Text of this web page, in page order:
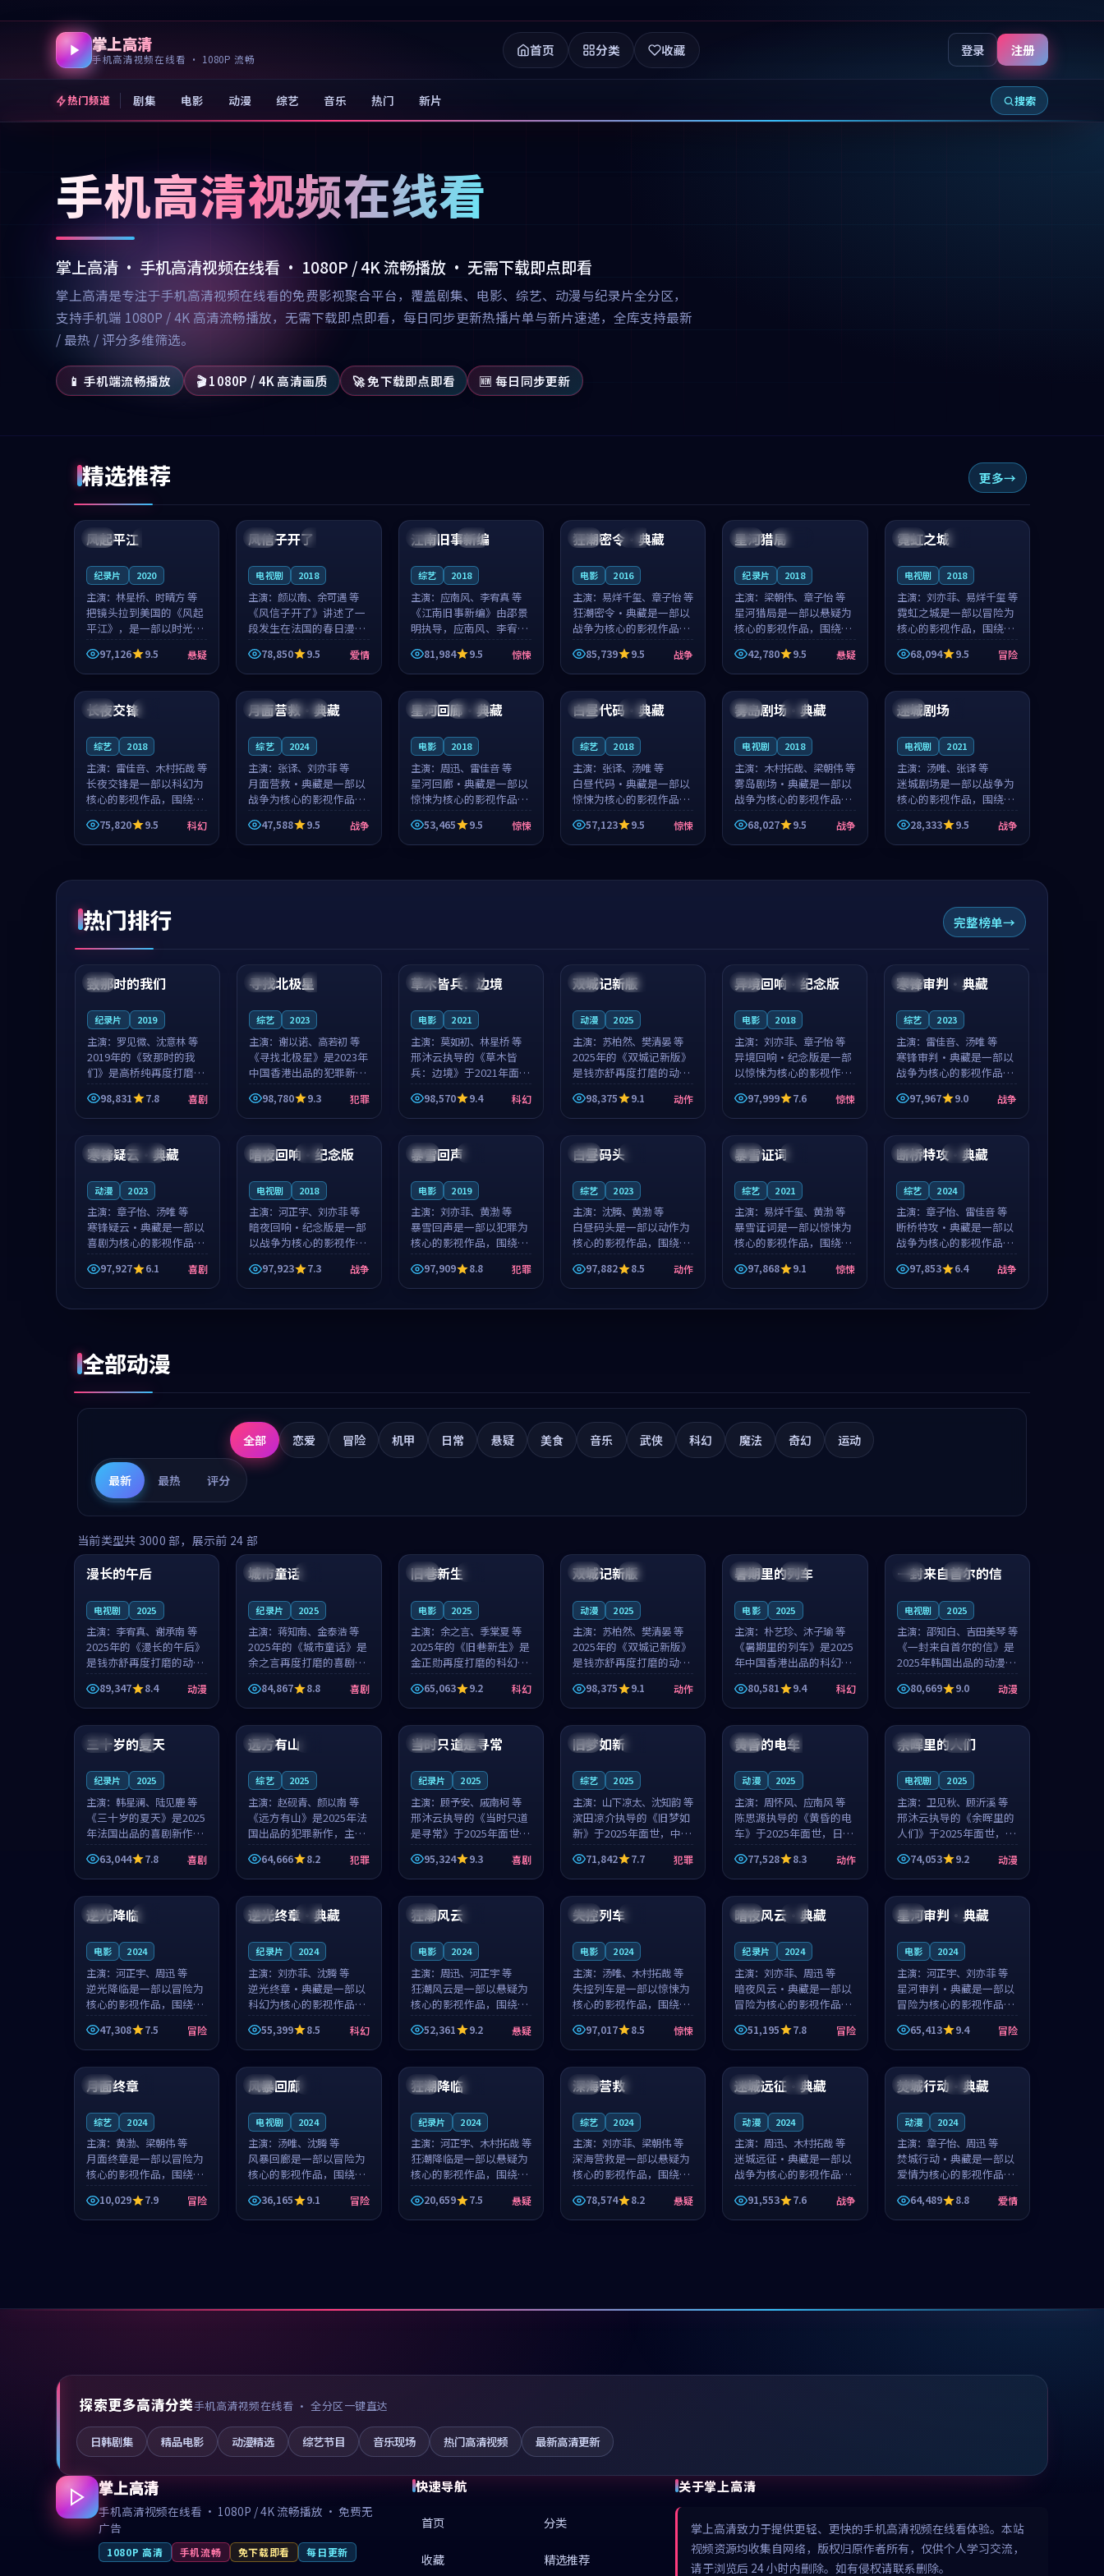
掌上高清
手机高清视频在线看 · 1080P 流畅
首页 分类 收藏 登录 注册
热门频道 剧集 电影 动漫 综艺 音乐 热门 新片 搜索
手机高清视频在线看
掌上高清 · 手机高清视频在线看 · 1080P / 4K 流畅播放 · 无需下载即点即看
掌上高清是专注于手机高清视频在线看的免费影视聚合平台，覆盖剧集、电影、综艺、动漫与纪录片全分区，
支持手机端 1080P / 4K 高清流畅播放，无需下载即点即看，每日同步更新热播片单与新片速递，全库支持最新
/ 最热 / 评分多维筛选。
📱 手机端流畅播放 🎬 1080P / 4K 高清画质 🚀 免下载即点即看 🆕 每日同步更新
精选推荐 更多
美国
99:07
风起平江
纪录片 2020
主演： 林星桥、时晴方 等
把镜头拉到美国的《风起
平江》，是一部以时光记
忆为底色的悬疑作品。林
星桥和时晴方贡献了2020
年颇受关注的合作演出，
影片在情感层次与现实质
感之间游...
97,126 9.5 悬疑
法国 4K
99:21
风信子开了
电视剧 2018
主演：颜以南、余可遇 等
《风信子开了》讲述了一
段发生在法国的春日漫步
故事。颜以南饰演的主角
与余可遇的角色因一场意
外卷入更深的纠葛，爱情
元素贯穿始终，节奏稳健
而富有张力，...
78,850 9.5 爱情
日本 院线
99:53
江南旧事新编
综艺 2018
主演： 应南风、李宥真 等
《江南旧事新编》由邵景
明执导，应南风、李宥真
领衔主演，是一部2018年
上映的日本惊悚综艺。影
片以邻里温情为切入，呈
现一段从初遇到告别都浸
着真实情...
81,984 9.5 惊悚
法国 杜比
99:45
狂潮密令·典藏
电影 2016
主演： 易烊千玺、章子怡 等
狂潮密令·典藏是一部以
战争为核心的影视作品，
围绕危机、反转与人物成
长展开，整体节奏紧凑，
值得推荐观看。
85,739 9.5 战争
英国 连载中
99:06
星河猎局
纪录片 2018
主演： 梁朝伟、章子怡 等
星河猎局是一部以悬疑为
核心的影视作品，围绕危
机、反转与人物成长展
开，整体节奏紧凑，值得
推荐观看。
42,780 9.5 悬疑
英国
99:51
霓虹之城
电视剧 2018
主演： 刘亦菲、易烊千玺 等
霓虹之城是一部以冒险为
核心的影视作品，围绕危
机、反转与人物成长展
开，整体节奏紧凑，值得
推荐观看。
68,094 9.5 冒险
日本
99:05
长夜交锋
综艺 2018
主演： 雷佳音、木村拓哉 等
长夜交锋是一部以科幻为
核心的影视作品，围绕危
机、反转与人物成长展
开，整体节奏紧凑，值得
推荐观看。
75,820 9.5 科幻
法国 连载中
94:07
月面营救·典藏
综艺 2024
主演： 张译、刘亦菲 等
月面营救·典藏是一部以
战争为核心的影视作品，
围绕危机、反转与人物成
长展开，整体节奏紧凑，
值得推荐观看。
47,588 9.5 战争
中国 连载中
99:46
星河回廊·典藏
电影 2018
主演： 周迅、雷佳音 等
星河回廊·典藏是一部以
惊悚为核心的影视作品，
围绕危机、反转与人物成
长展开，整体节奏紧凑，
值得推荐观看。
53,465 9.5 惊悚
日本 杜比
99:09
白昼代码·典藏
综艺 2018
主演： 张译、汤唯 等
白昼代码·典藏是一部以
惊悚为核心的影视作品，
围绕危机、反转与人物成
长展开，整体节奏紧凑，
值得推荐观看。
57,123 9.5 惊悚
法国 杜比
99:07
雾岛剧场·典藏
电视剧 2018
主演： 木村拓哉、梁朝伟 等
雾岛剧场·典藏是一部以
战争为核心的影视作品，
围绕危机、反转与人物成
长展开，整体节奏紧凑，
值得推荐观看。
68,027 9.5 战争
英国
99:01
迷城剧场
电视剧 2021
主演： 汤唯、张译 等
迷城剧场是一部以战争为
核心的影视作品，围绕危
机、反转与人物成长展
开，整体节奏紧凑，值得
推荐观看。
28,333 9.5 战争
热门排行 完整榜单
中国 4K
99:22
致那时的我们
纪录片 2019
主演： 罗见微、沈意林 等
2019年的《致那时的我
们》是高桥纯再度打磨的
喜剧佳作。中国大陆的取
景与都市寓言的氛围相互
成就，罗见微与沈意林的
影片在悬念...
98,831 7.8 喜剧
中国 4K
99:18
寻找北极星
综艺 2023
主演： 谢以诺、高若初 等
《寻找北极星》是2023年
中国香港出品的犯罪新
作，主创团队希望用公路
冒险的故事让观众停下来
想一想。谢以诺领衔，高
柯的叙事节...
98,780 9.3 犯罪
泰国 独播
99:44
草木皆兵：边境
电影 2021
主演： 莫如初、林星桥 等
邢沐云执导的《草木皆
兵：边境》于2021年面
世，泰国的城市气质与校
园青春的人物心境共同构
筑了影片基调。莫如初、
整部科幻电影...
98,570 9.4 科幻
中国 独播
99:40
双城记新版
动漫 2025
主演： 苏柏然、樊清晏 等
2025年的《双城记新版》
是钱亦舒再度打磨的动作
佳作。中国大陆的取景与
沙漠探险的氛围相互成
就，苏柏然与樊清晏的对
片在悬念与...
98,375 9.1 动作
中国 独播
96:59
异境回响·纪念版
电影 2018
主演： 刘亦菲、章子怡 等
异境回响·纪念版是一部
以惊悚为核心的影视作
品，围绕危机、反转与人
物成长展开，整体节奏紧
凑，值得推荐观看。
97,999 7.6 惊悚
英国 4K
99:30
寒锋审判·典藏
综艺 2023
主演： 雷佳音、汤唯 等
寒锋审判·典藏是一部以
战争为核心的影视作品，
围绕危机、反转与人物成
长展开，整体节奏紧凑，
值得推荐观看。
97,967 9.0 战争
美国 连载中
99:52
寒锋疑云·典藏
动漫 2023
主演： 章子怡、汤唯 等
寒锋疑云·典藏是一部以
喜剧为核心的影视作品，
围绕危机、反转与人物成
长展开，整体节奏紧凑，
值得推荐观看。
97,927 6.1 喜剧
美国 完结
99:30
暗夜回响·纪念版
电视剧 2018
主演： 河正宇、刘亦菲 等
暗夜回响·纪念版是一部
以战争为核心的影视作
品，围绕危机、反转与人
物成长展开，整体节奏紧
凑，值得推荐观看。
97,923 7.3 战争
中国
97:30
暴雪回声
电影 2019
主演： 刘亦菲、黄渤 等
暴雪回声是一部以犯罪为
核心的影视作品，围绕危
机、反转与人物成长展
开，整体节奏紧凑，值得
推荐观看。
97,909 8.8 犯罪
中国
99:34
白昼码头
综艺 2023
主演： 沈腾、黄渤 等
白昼码头是一部以动作为
核心的影视作品，围绕危
机、反转与人物成长展
开，整体节奏紧凑，值得
推荐观看。
97,882 8.5 动作
中国
97:14
暴雪证词
综艺 2021
主演： 易烊千玺、黄渤 等
暴雪证词是一部以惊悚为
核心的影视作品，围绕危
机、反转与人物成长展
开，整体节奏紧凑，值得
推荐观看。
97,868 9.1 惊悚
美国 杜比
99:38
断桥特攻·典藏
综艺 2024
主演： 章子怡、雷佳音 等
断桥特攻·典藏是一部以
战争为核心的影视作品，
围绕危机、反转与人物成
长展开，整体节奏紧凑，
值得推荐观看。
97,853 6.4 战争
全部动漫
全部 恋爱 冒险 机甲 日常 悬疑 美食 音乐 武侠 科幻 魔法 奇幻 运动
最新 最热 评分
当前类型共 3000 部，展示前 24 部
中国 高分
99:16
漫长的午后
电视剧 2025
主演： 李宥真、谢承南 等
2025年的《漫长的午后》
是钱亦舒再度打磨的动漫
佳作。中国大陆的取景与
海岛日常的氛围相互成
就，李宥真与谢承南的对
手戏自然克制，让整部影
片在悬念与...
89,347 8.4 动漫
美国
城市童话
纪录片 2025
主演：蒋知南、金泰浩 等
2025年的《城市童话》是
余之言再度打磨的喜剧佳
作。美国的取景与历史战
争的氛围相互成就，蒋知
南与金泰浩的对手戏自然
克制，让整部影片在悬念
与温度之...
84,867 8.8 喜剧
英国
旧巷新生
电影 2025
主演： 余之言、季棠夏 等
2025年的《旧巷新生》是
金正勋再度打磨的科幻佳
作。英国的取景与雨夜物
语的氛围相互成就，余之
言与季棠夏的对手戏自然
克制，让整部影片在悬念
与温度之...
65,063 9.2 科幻
中国 独播
双城记新版
动漫 2025
主演： 苏柏然、樊清晏 等
2025年的《双城记新版》
是钱亦舒再度打磨的动作
佳作。中国大陆的取景与
沙漠探险的氛围相互成
就，苏柏然与樊清晏的对
手戏自然克制，让整部影
片在悬念与...
98,375 9.1 动作
中国 杜比
暑期里的列车
电影 2025
主演：朴艺珍、沐子瑜 等
《暑期里的列车》是2025
年中国香港出品的科幻新
作，主创团队希望用城市
夜归人的故事让观众停下
来想一想。朴艺珍领衔，
沐子瑜担任重要角色，郑
书延的叙...
80,581 9.4 科幻
韩国 热播
一封来自首尔的信
电视剧 2025
主演： 邵知白、吉田美琴 等
《一封来自首尔的信》是
2025年韩国出品的动漫新
作，主创团队希望用高考
往事的故事让观众停下来
想一想。邵知白领衔，吉
田美琴担任重要角色，谢
承南的叙...
80,669 9.0 动漫
法国 4K
99:12
三十岁的夏天
纪录片 2025
主演： 韩星澜、陆见鹿 等
《三十岁的夏天》是2025
年法国出品的喜剧新作，
主创团队希望用深夜电台
的故事让观众停下来想一
想。韩星澜领衔，陆见鹿
担任重要角色，山田纯一
的叙事节...
63,044 7.8 喜剧
法国
99:48
远方有山
综艺 2025
主演：赵砚青、颜以南 等
《远方有山》是2025年法
国出品的犯罪新作，主创
团队希望用高校追梦的故
事让观众停下来想一想。
赵砚青领衔，颜以南担任
重要角色，山田纯一的叙
事节奏一...
64,666 8.2 犯罪
泰国 杜比
99:32
当时只道是寻常
纪录片 2025
主演： 顾予安、戚南柯 等
邢沐云执导的《当时只道
是寻常》于2025年面世，
泰国的城市气质与母女情
深的人物心境共同构筑了
影片基调。顾予安、戚南
柯用细腻的表演撑起整部
喜剧电影...
95,324 9.3 喜剧
中国
99:08
旧梦如新
综艺 2025
主演： 山下凉太、沈知韵 等
滨田凉介执导的《旧梦如
新》于2025年面世，中国
台湾的城市气质与异国相
遇的人物心境共同构筑了
影片基调。山下凉太、沈
知韵用细腻的表演撑起整
部犯罪电...
71,842 7.7 犯罪
日本 4K
99:20
黄昏的电车
动漫 2025
主演：周怀风、应南风 等
陈思源执导的《黄昏的电
车》于2025年面世，日本
的城市气质与渔村故事的
人物心境共同构筑了影片
基调。周怀风、应南风用
细腻的表演撑起整部动作
电影，剧...
77,528 8.3 动作
泰国 完结
99:56
余晖里的人们
电视剧 2025
主演： 卫见秋、顾沂溪 等
邢沐云执导的《余晖里的
人们》于2025年面世，泰
国的城市气质与小镇生活
的人物心境共同构筑了影
片基调。卫见秋、顾沂溪
用细腻的表演撑起整部动
漫电影，...
74,053 9.2 动漫
中国
99:09
逆光降临
电影 2024
主演： 河正宇、周迅 等
逆光降临是一部以冒险为
核心的影视作品，围绕危
机、反转与人物成长展
开，整体节奏紧凑，值得
推荐观看。
47,308 7.5 冒险
中国 高分
99:40
逆光终章·典藏
纪录片 2024
主演：刘亦菲、沈腾 等
逆光终章·典藏是一部以
科幻为核心的影视作品，
围绕危机、反转与人物成
长展开，整体节奏紧凑，
值得推荐观看。
55,399 8.5 科幻
日本
94:23
狂潮风云
电影 2024
主演： 周迅、河正宇 等
狂潮风云是一部以悬疑为
核心的影视作品，围绕危
机、反转与人物成长展
开，整体节奏紧凑，值得
推荐观看。
52,361 9.2 悬疑
美国
99:54
失控列车
电影 2024
主演： 汤唯、木村拓哉 等
失控列车是一部以惊悚为
核心的影视作品，围绕危
机、反转与人物成长展
开，整体节奏紧凑，值得
推荐观看。
97,017 8.5 惊悚
韩国 独播
99:32
暗夜风云·典藏
纪录片 2024
主演：刘亦菲、周迅 等
暗夜风云·典藏是一部以
冒险为核心的影视作品，
围绕危机、反转与人物成
长展开，整体节奏紧凑，
值得推荐观看。
51,195 7.8 冒险
韩国 4K
99:16
星河审判·典藏
电影 2024
主演： 河正宇、刘亦菲 等
星河审判·典藏是一部以
冒险为核心的影视作品，
围绕危机、反转与人物成
长展开，整体节奏紧凑，
值得推荐观看。
65,413 9.4 冒险
中国
99:50
月面终章
综艺 2024
主演： 黄渤、梁朝伟 等
月面终章是一部以冒险为
核心的影视作品，围绕危
机、反转与人物成长展
开，整体节奏紧凑，值得
推荐观看。
10,029 7.9 冒险
中国
98:16
风暴回廊
电视剧 2024
主演： 汤唯、沈腾 等
风暴回廊是一部以冒险为
核心的影视作品，围绕危
机、反转与人物成长展
开，整体节奏紧凑，值得
推荐观看。
36,165 9.1 冒险
美国
99:00
狂潮降临
纪录片 2024
主演： 河正宇、木村拓哉 等
狂潮降临是一部以悬疑为
核心的影视作品，围绕危
机、反转与人物成长展
开，整体节奏紧凑，值得
推荐观看。
20,659 7.5 悬疑
日本
89:58
深海营救
综艺 2024
主演： 刘亦菲、梁朝伟 等
深海营救是一部以悬疑为
核心的影视作品，围绕危
机、反转与人物成长展
开，整体节奏紧凑，值得
推荐观看。
78,574 8.2 悬疑
中国 高分
99:06
迷城远征·典藏
动漫 2024
主演：周迅、木村拓哉 等
迷城远征·典藏是一部以
战争为核心的影视作品，
围绕危机、反转与人物成
长展开，整体节奏紧凑，
值得推荐观看。
91,553 7.6 战争
中国 院线
99:34
焚城行动·典藏
动漫 2024
主演： 章子怡、周迅 等
焚城行动·典藏是一部以
爱情为核心的影视作品，
围绕危机、反转与人物成
长展开，整体节奏紧凑，
值得推荐观看。
64,489 8.8 爱情
探索更多高清分类手机高清视频在线看 · 全分区一键直达
日韩剧集 精品电影 动漫精选 综艺节目 音乐现场 热门高清视频 最新高清更新
掌上高清
手机高清视频在线看 · 1080P / 4K 流畅播放 · 免费无
广告
1080P 高清 手机流畅 免下载即看 每日更新
快速导航
首页 分类
收藏 精选推荐
关于掌上高清
掌上高清致力于提供更轻、更快的手机高清视频在线看体验。本站
视频资源均收集自网络，版权归原作者所有，仅供个人学习交流，
请于浏览后 24 小时内删除。如有侵权请联系删除。